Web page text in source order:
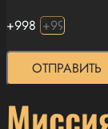
+998
ОТПРАВИТЬ